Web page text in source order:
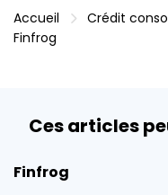
Accueil Crédit
Finfrog
Ces articles
Finfrog